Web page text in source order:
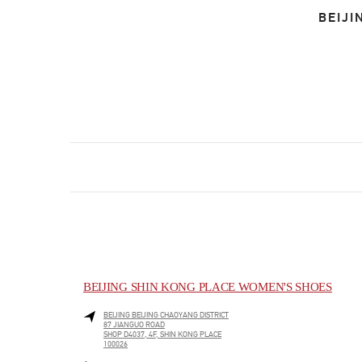
BEIJING SHIN KONG PLACE WOMEN'S SHOES
BEIJING BEIJINGCHAOYANG DISTRICT
87 JIANGUO ROAD
SHOP D4037, 4F, SHIN KONG PLACE
100026